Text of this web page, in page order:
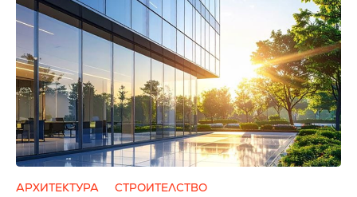
АРХИТЕКТУРА СТРОИТЕЛСТВО